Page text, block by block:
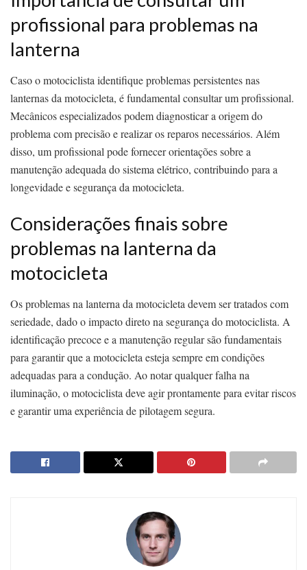
profissional para problemas na
lanterna
Caso o motociclista identifique problemas persistentes nas
lanternas da motocicleta, é fundamental consultar um profissional.
Mecânicos especializados podem diagnosticar a origem do
problema com precisão e realizar os reparos necessários. Além
disso, um profissional pode fornecer orientações sobre a
manutenção adequada do sistema elétrico, contribuindo para a
longevidade e segurança da motocicleta.
Considerações finais sobre
problemas na lanterna da
motocicleta
Os problemas na lanterna da motocicleta devem ser tratados com
seriedade, dado o impacto direto na segurança do motociclista. A
identificação precoce e a manutenção regular são fundamentais
para garantir que a motocicleta esteja sempre em condições
adequadas para a condução. Ao notar qualquer falha na
iluminação, o motociclista deve agir prontamente para evitar riscos
e garantir uma experiência de pilotagem segura.